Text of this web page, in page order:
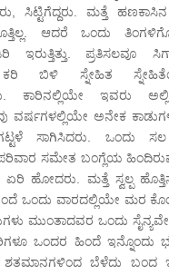
ಸಿಟ್ಟಿಗೆದ್ದರು. ಮತ್ತೆ
ಆದರೆ ಒಂದು
ಪ್ರತಿಸಲವೂ
ಬಿಳಿ ಸ್ನೇಹಿತ
ಕಾರಿನಲ್ಲಿಯೇ ಇವರು
ವರ್ಷಗಳಲ್ಲಿಯೇ ಅನೇಕ
ಸಾಗಿಸಿದರು. ಒಂದು
ಸಮೇತ ಬಂಗ್ಲೆಯ ಹಿಂದಿರುವ
ಏರಿ ಹೋದರು. ಮತ್ತೆ ಸ್ವಲ್ಪ
ಒಂದು ವಾರದಲ್ಲಿಯೇ ಮರ
ಮುಂತಾದವರ ಒಂದು ಸೈನ್ಯವೇ
ಒಂದರ ಹಿಂದೆ ಇನ್ನೊಂದು
ಶತಮಾನಗಳಿಂದ ಬೆಳೆದು ಬಂದ